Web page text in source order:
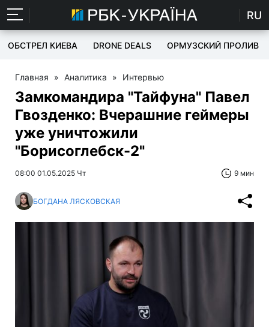
RU
ОБСТРЕЛ КИЕВА DRONE DEALS ОРМУЗСКИЙ ПРОЛИВ
Главная » Аналитика » Интервью
Замкомандира "Тайфуна" Павел
Гвозденко: Вчерашние геймеры
уже уничтожили
"Борисоглебск-2"
08:00 01.05.2025 Чт 9 мин
БОГДАНА ЛЯСКОВСКАЯ